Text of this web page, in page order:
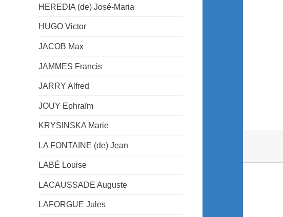
HEREDIA (de) José-Maria
HUGO Victor
JACOB Max
JAMMES Francis
JARRY Alfred
JOUY Ephraïm
KRYSINSKA Marie
LA FONTAINE (de) Jean
LABÉ Louise
LACAUSSADE Auguste
LAFORGUE Jules